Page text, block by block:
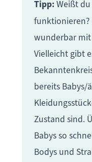
Tipp: Weißt
funktionieren?
wunderbar
Vielleicht gibt
bereits Babys/
Zustand sind.
Babys so
Bodys und